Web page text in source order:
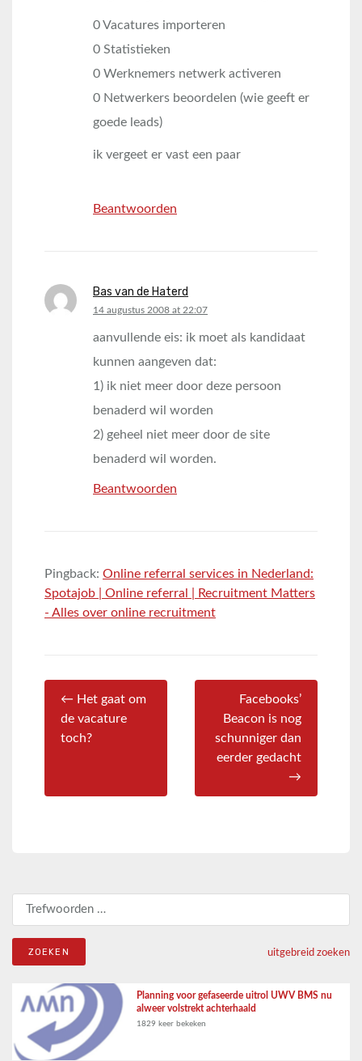
0 Vacatures importeren
0 Statistieken
0 Werknemers netwerk activeren
0 Netwerkers beoordelen (wie geeft er
goede leads)
ik vergeet er vast een paar
Beantwoorden
Bas van de Haterd
says:
14 augustus 2008 at 22:07
aanvullende eis: ik moet als kandidaat
kunnen aangeven dat:
1) ik niet meer door deze persoon
benaderd wil worden
2) geheel niet meer door de site
benaderd wil worden.
Beantwoorden
Pingback: Online referral services in Nederland:
Spotajob | Online referral | Recruitment Matters
- Alles over online recruitment
← Het gaat om
de vacature
toch?
Facebooks’
Beacon is nog
schunniger dan
eerder gedacht
→
Zoeken naar:
uitgebreid zoeken
Planning voor gefaseerde uitrol UWV BMS nu
alweer volstrekt achterhaald
1829 keer bekeken